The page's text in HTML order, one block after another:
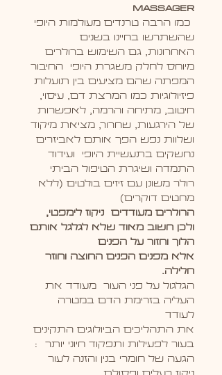
MASSAGER
כמו הרבה טרנדים מעולמות היופי
שהשתרשו בחיינו בשנים
האחרונות, גם השימוש ברולרים
מיוחס לחלק משגרת היופי החיבור
המפתה שהם מציעים בין תועלות
פיזיולוגיות כמו המרצת דם, עיסוי,
חיטוב, מתיחה והרמה, לאפשרות
של הירגעות, שחרור, מציאת מיקוד
ושלוות נפש הפך אותם לאביזרים
נחשקים בתעשיית היופי ועידוד
התמדה ושיגרת הטיפול הביתי
רולר משונן עם זיזים בולטים (ללא
מחטים דוקרים)
הרולרים מעודדים ניקוז לימפטי,
ולכן חשוב מאוד שלא לגלגל אותם
הלוך וחזור על הפנים
אלא מפנים הפנים החוצה וחוזר
חלילה.
הגלגול על פני העור מעודד את
העליה בזרימת הדם במטרה
לעודד
את התהליכים הביולוגים התקינים
בעור לפעילות ותפקוד חיוני יותר :
הגעה של חומרי בנין והזנה לעור